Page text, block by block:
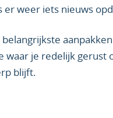
er weer iets nieuws
waar je redelijk gerust
blijft.